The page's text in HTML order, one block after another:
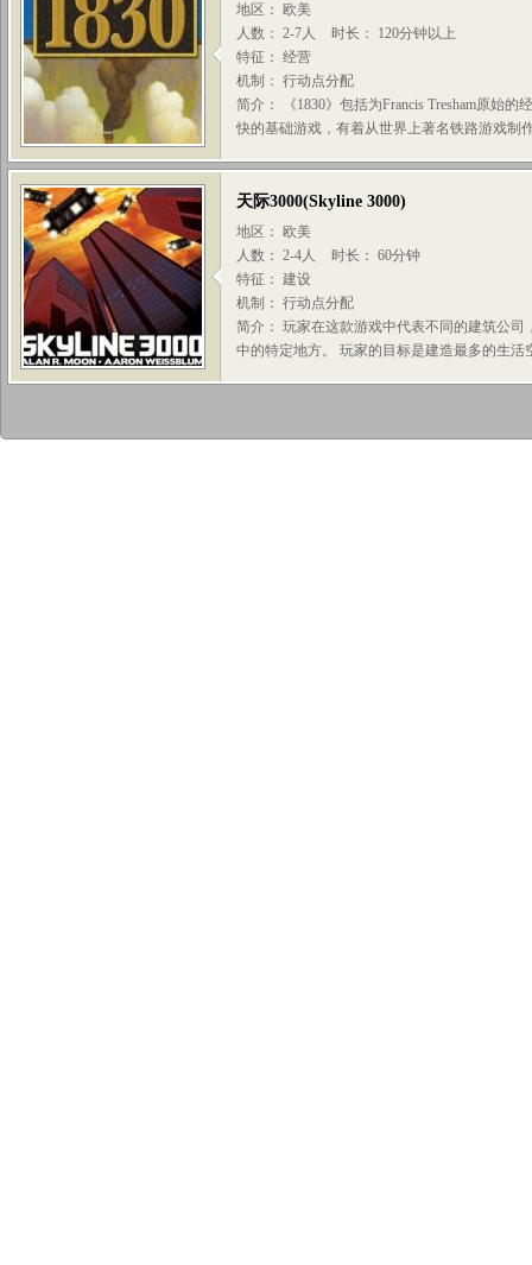
地区： 欧美
人数： 2-7人
时长： 120分钟以上
特征： 经营
机制： 行动点分配
简介： 《1830》包括为Francis Tresham原始
快的基础游戏，有着从世界上著名铁路游戏制
天际3000(Skyline 3000)
地区： 欧美
人数： 2-4人
时长： 60分钟
特征： 建设
机制： 行动点分配
简介： 玩家在这款游戏中代表不同的建筑公
中的特定地方。 玩家的目标是建造最多的生活